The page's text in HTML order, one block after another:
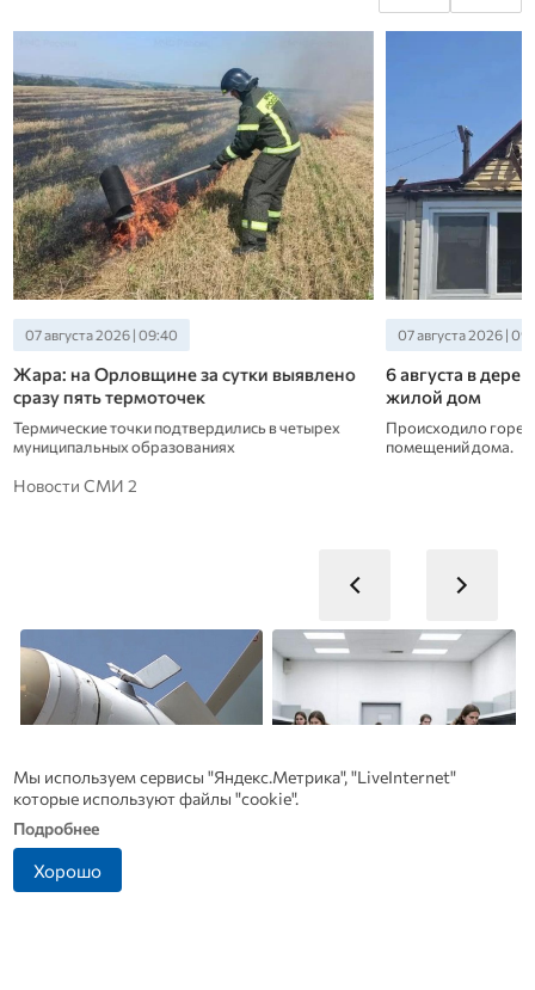
07 августа 2026 | 09:00
6 августа в деревне под Орлом полыхал
жилой дом
Происходило горение чердака и внутренних
помещений дома.
06 августа 2026 |
В Сосковском
очередная
Это уже 79
Орловской области
Новости СМИ 2
Мы используем сервисы "Яндекс.Метрика", "LiveInternet"
которые используют файлы "cookie".
Подробнее
Хорошо